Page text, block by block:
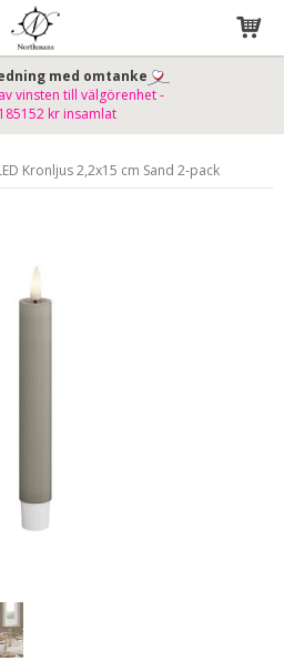
blivit tillagd i varukorgen
med omtanke
vinsten till välgörenhet -
kr insamlat
Kronljus 2,2x15 cm Sand 2-pack